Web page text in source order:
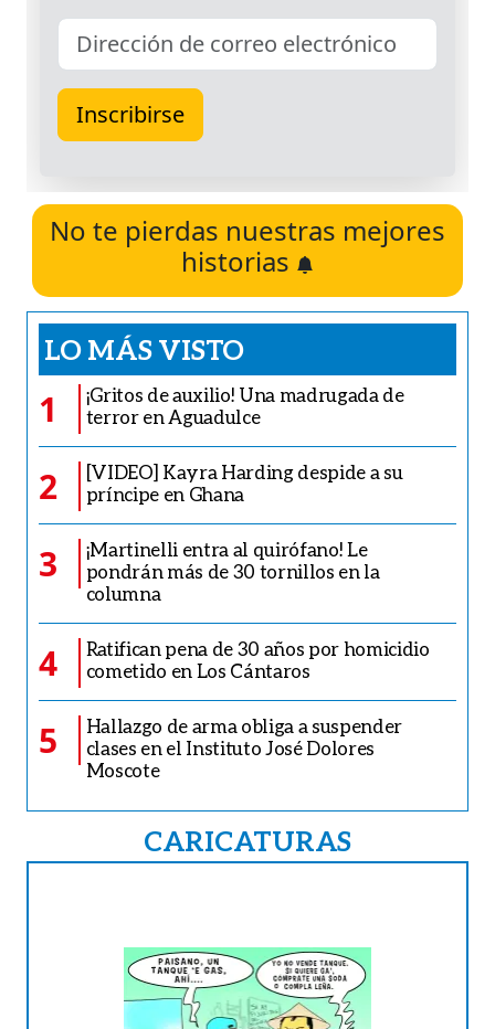
No te pierdas nuestras mejores
historias
LO MÁS VISTO
1
¡Gritos de auxilio! Una madrugada de
terror en Aguadulce
2
[VIDEO] Kayra Harding despide a su
príncipe en Ghana
3
¡Martinelli entra al quirófano! Le
pondrán más de 30 tornillos en la
columna
4
Ratifican pena de 30 años por homicidio
cometido en Los Cántaros
5
Hallazgo de arma obliga a suspender
clases en el Instituto José Dolores
Moscote
CARICATURAS